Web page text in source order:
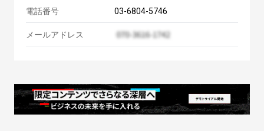
電話番号
03-6804-5746
メールアドレス